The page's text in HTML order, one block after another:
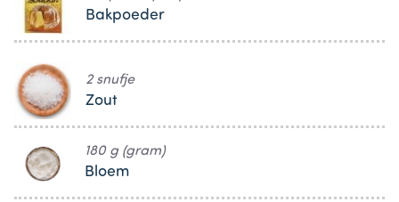
Bakpoeder
2 snufje
Zout
180 g (gram)
Bloem